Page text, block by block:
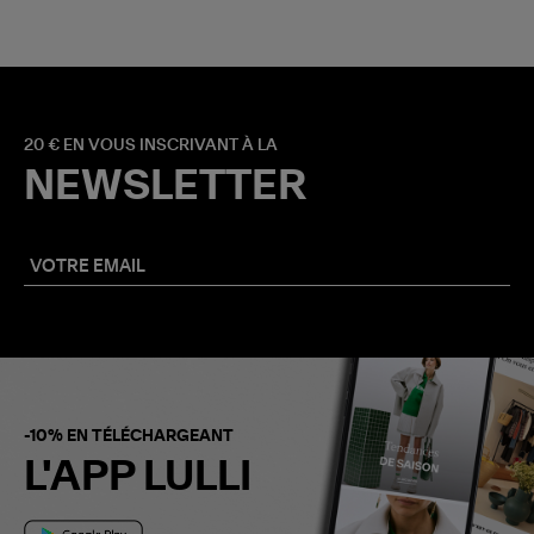
20 € EN VOUS INSCRIVANT À LA
NEWSLETTER
-10% EN TÉLÉCHARGEANT
L'APP LULLI